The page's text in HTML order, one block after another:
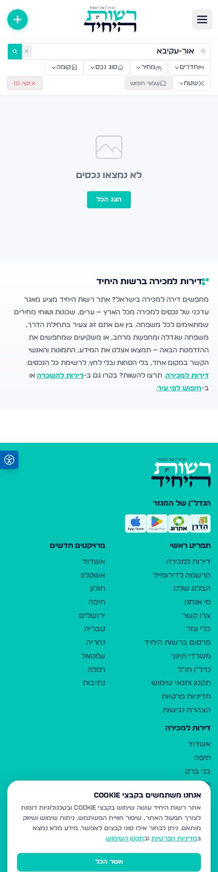
דירות למכירה ולהשכרה — רשות היחיד ✕
חדרים מחיר סוג נכס קומה
שטח שמור חיפוש נקה ( 1
)
לא נמצאו נכסים
הצג הכל
דירות למכירה ברשות היחיד
מחפשים דירה למכירה בישראל? אתר רשות היחיד מציע מאגר
עדכני של נכסים למכירה מכל הארץ — ערים, שכונות וטווחי מחירים
שמתאימים לכל משפחה. בין אם אתם זוג צעיר בתחילת הדרך,
משפחה שגדלה ומחפשת מרחב, או משקיעים שמחפשים את
ההזדמנות הבאה — תמצאו אצלנו את המידע, התמונות והאנשי
הקשר במקום אחד, בלי הסחות ובלי לחץ. לרשימת כל הנכסים:
דירות למכירה. תרצו להשוות? בקרו גם ב-דירות להשכרה או
ב-חיפוש לפי עיר.
הנדל"ן של המגזר
תפריט ראשי
דירות למכירה
הרשמה לדירומייל
הבלוג שלנו
מי אנחנו
צרו קשר
כלי עזר
פרסום ברשות היחיד
משרדי תיווך
נדל"ן חו"ל
תקנון ותנאי שימוש
מדיניות פרטיות
הצהרת נגישות
פרויקטים חדשים
אשדוד
אשקלון
חולון
חיפה
ירושלים
טבריה
נהריה
עמנואל
רמלה
נתיבות
דירות למכירה
אשדוד
חיפה
בני ברק
ירושלים
אלעד
גבעת זאב
בית שמש
רכסים
מודיעין עילית
אנחנו משתמשים בקבצי Cookie
אתר רשות היחיד עושה שימוש בקבצי Cookie ובטכנולוגיות דומות
לצורך תפעול האתר, שיפור חוויית המשתמש, ניתוח שימוש ושיווק
מותאם. ניתן לבחור אילו סוגי קבצים לאפשר. מידע מלא נמצא
במדיניות הפרטיות ובתקנון השימוש.
אשר הכל